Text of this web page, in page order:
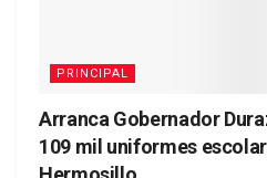
PRINCIPAL
Arranca Gobernador
109 mil uniformes